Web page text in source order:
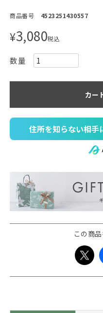
商品番号 4523251430557
¥3,080税込
カー
住所を知らない相手
この商